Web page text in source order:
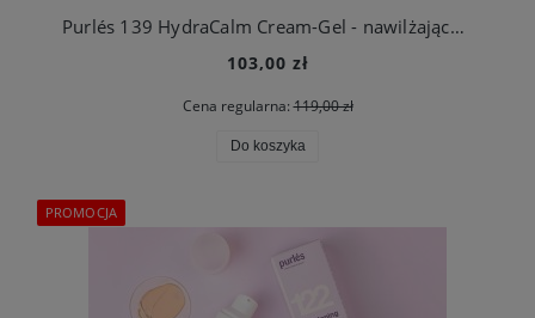
Purlés 139 HydraCalm Cream-Gel - nawilżająco-łagodzący krem-żel 50 ml
103,00 zł
Cena regularna:119,00 zł
Do koszyka
PROMOCJA